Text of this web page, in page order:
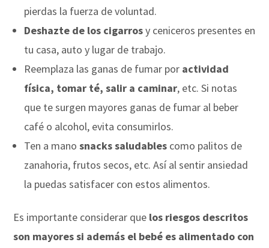
pierdas la fuerza de voluntad.
Deshazte de los cigarrosy ceniceros presentes en
tu casa, auto y lugar de trabajo.
Reemplaza las ganas de fumar por actividad
física, tomar té, salir a caminar, etc. Si notas
que te surgen mayores ganas de fumar al beber
café o alcohol, evita consumirlos.
Ten a manosnacks saludables como palitos de
zanahoria, frutos secos, etc. Así al sentir ansiedad
la puedas satisfacer con estos alimentos.
Es importante considerar que los riesgos descritos
son mayores si además el bebé es alimentado con